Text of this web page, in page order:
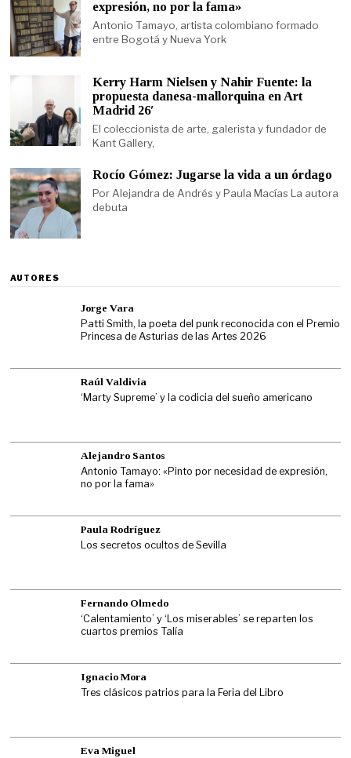
expresión, no por la fama»
Antonio Tamayo, artista colombiano formado
entre Bogotá y Nueva York
Kerry Harm Nielsen y Nahir Fuente: la
propuesta danesa-mallorquina en Art
Madrid 26′
El coleccionista de arte, galerista y fundador de
Kant Gallery,
Rocío Gómez: Jugarse la vida a un órdago
Por Alejandra de Andrés y Paula Macías La autora
debuta
AUTORES
Jorge Vara
Patti Smith, la poeta del punk reconocida con el Premio
Princesa de Asturias de las Artes 2026
Raúl Valdivia
‘Marty Supreme’ y la codicia del sueño americano
Alejandro Santos
Antonio Tamayo: «Pinto por necesidad de expresión,
no por la fama»
Paula Rodríguez
Los secretos ocultos de Sevilla
Fernando Olmedo
‘Calentamiento’ y ‘Los miserables’ se reparten los
cuartos premios Talía
Ignacio Mora
Tres clásicos patrios para la Feria del Libro
Eva Miguel